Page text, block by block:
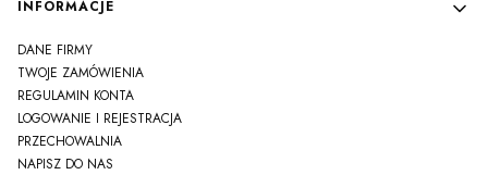
INFORMACJE
DANE FIRMY
TWOJE ZAMÓWIENIA
REGULAMIN KONTA
LOGOWANIE I REJESTRACJA
PRZECHOWALNIA
NAPISZ DO NAS